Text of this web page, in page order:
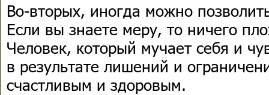
Во-вторых, иногда можно
Если вы знаете меру, то ничего
Человек, который мучает себя и
в результате лишений и
счастливым и здоровым.